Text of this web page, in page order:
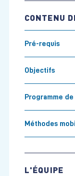
CONTENU
Pré-requis
Objectifs
Programme
Méthodes
L'ÉQUIPE